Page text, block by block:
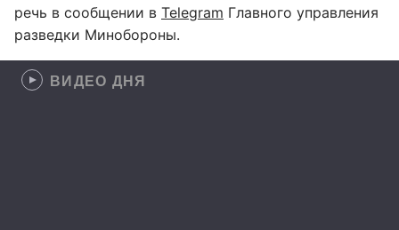
речь в сообщении в Telegram Главного управления
разведки Минобороны.
ВИДЕО ДНЯ